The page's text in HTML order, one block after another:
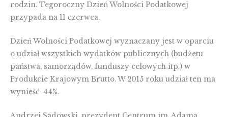
rodzin. Tegoroczny Dzień Wolności Podatkowej
przypada na 11 czerwca.
Dzień Wolności Podatkowej wyznaczany jest w oparciu
o udział wszystkich wydatków publicznych (budżetu
państwa, samorządów, funduszy celowych itp.) w
Produkcie Krajowym Brutto. W 2015 roku udział ten ma
wynieść 44%.